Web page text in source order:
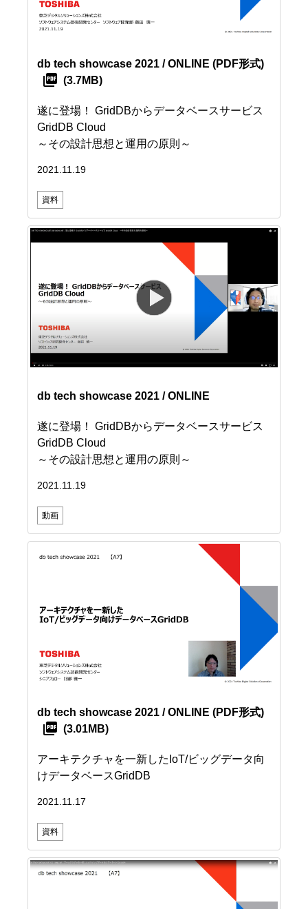
db tech showcase 2021 / ONLINE (PDF形式)
(3.7MB)
遂に登場！ GridDBからデータベースサービス
GridDB Cloud
～その設計思想と運用の原則～
2021.11.19
資料
db tech showcase 2021 / ONLINE
遂に登場！ GridDBからデータベースサービス
GridDB Cloud
～その設計思想と運用の原則～
2021.11.19
動画
db tech showcase 2021 / ONLINE (PDF形式)
(3.01MB)
アーキテクチャを一新したIoT/ビッグデータ向
けデータベースGridDB
2021.11.17
資料